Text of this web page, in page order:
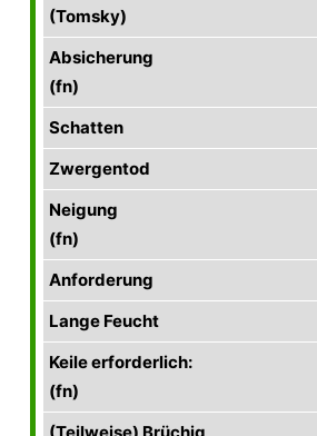
(Tomsky)
Absicherung
(fn)
Schatten
Zwergentod
Neigung
(fn)
Anforderung
Lange Feucht
Keile erforderlich:
(fn)